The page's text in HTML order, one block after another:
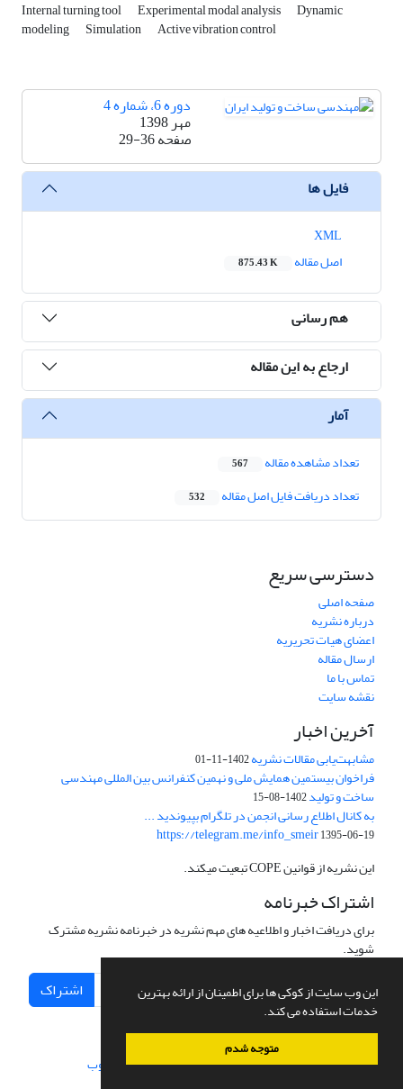
این وب سایت از کوکی ها برای اطمینان از ارائه بهترین
خدمات استفاده می کند.
متوجه شدم
Internal turning tool Experimental modal analysis Dynamic
modeling Simulation Active vibration control
دوره 6، شماره 4
مهر 1398
صفحه29-36
فایل ها
اصل مقاله
875.43 K
هم رسانی
ارجاع به این مقاله
آمار
تعداد مشاهده مقاله 567
تعداد دریافت فایل اصل مقاله 532
دسترسی سریع
صفحه اصلی
درباره نشریه
اعضای هیات تحریریه
ارسال مقاله
تماس با ما
نقشه سایت
آخرین اخبار
مشابهت‌یابی مقالات نشریه1402-11-01
فراخوان بیستمین همایش ملی و نهمین کنفرانس بین المللی مهندسی
ساخت و تولید1402-08-15
به کانال اطلاع رسانی انجمن در تلگرام بپیوندید ...
https://telegram.me/info_smeir1395-06-19
این نشریه از قوانین COPE تبعیت میکند.
اشتراک خبرنامه
برای دریافت اخبار و اطلاعیه های مهم نشریه در خبرنامه نشریه مشترک
شوید.
اشتراک
سامانه مدیریت نشریات علمی.طراحی و پیاده سازی از سیناوب